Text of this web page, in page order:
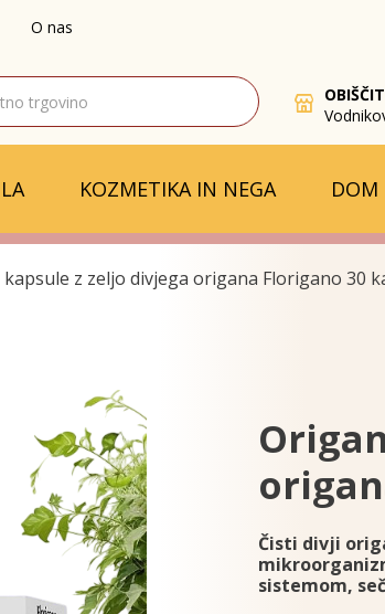
O nas
KOZMETIKA IN NEGA DOM
z zeljo divjega origana Florigano 30
Čisti divji
sistemom,